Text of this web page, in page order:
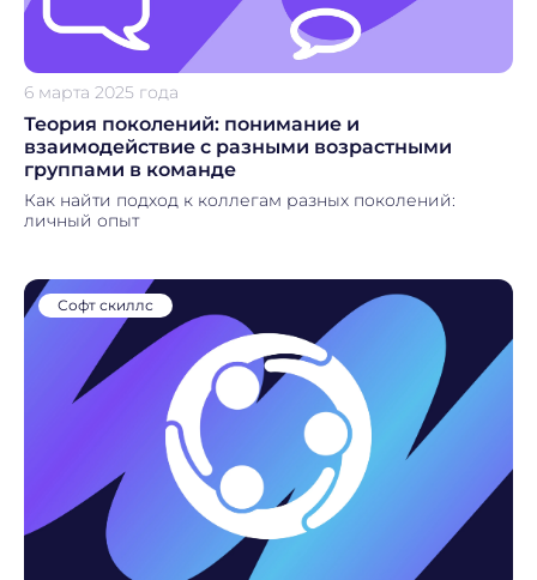
6 марта 2025 года
Теория поколений: понимание и
взаимодействие с разными возрастными
группами в команде
Как найти подход к коллегам разных поколений:
личный опыт
Софт скиллс